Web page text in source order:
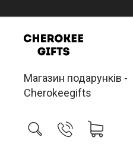
Магазин подарунків -
Cherokeegifts